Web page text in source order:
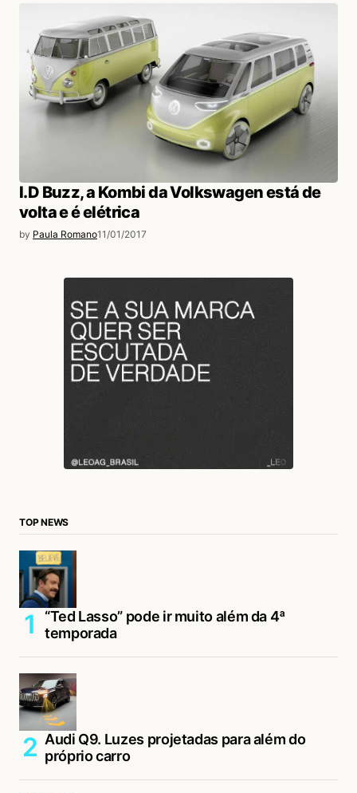
I.D Buzz, a Kombi da Volkswagen está de
volta e é elétrica
by Paula Romano11/01/2017
TOP NEWS
“Ted Lasso” pode ir muito além da 4ª
temporada
Audi Q9. Luzes projetadas para além do
próprio carro